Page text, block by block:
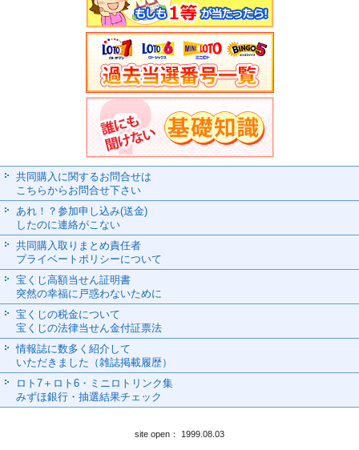
共同購入に関するお問合せは
こちらからお問合せ下さい
あれ！？参加申し込み(送金)
したのに連絡がこない
共同購入取りまとめ責任者
プライベートポリシーについて
宝くじ高額当せん証明書
突然の幸福に戸惑わないために
宝くじの税金について
宝くじの法律当せん金付証票法
情報誌に数多く紹介して
いただきました（雑誌掲載履歴）
ロト7＋ロト6・ミニロトリンク集
みずほ銀行・抽選結果チェック
site open： 1999.08.03